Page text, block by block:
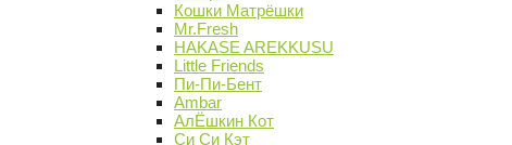
Кошки Матрёшки
Mr.Fresh
HAKASE AREKKUSU
Little Friends
Пи-Пи-Бент
Ambar
АлЁшкин Кот
Си Си Кэт